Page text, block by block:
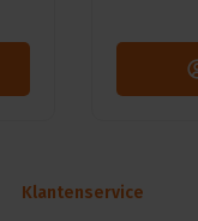
Klantenservice